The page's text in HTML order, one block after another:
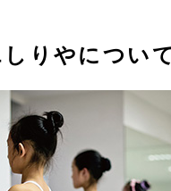
りやについ